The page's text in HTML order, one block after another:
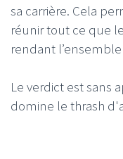
sa carrière. Cela
réunir tout ce que
rendant
Le verdict est sans
domine le thrash